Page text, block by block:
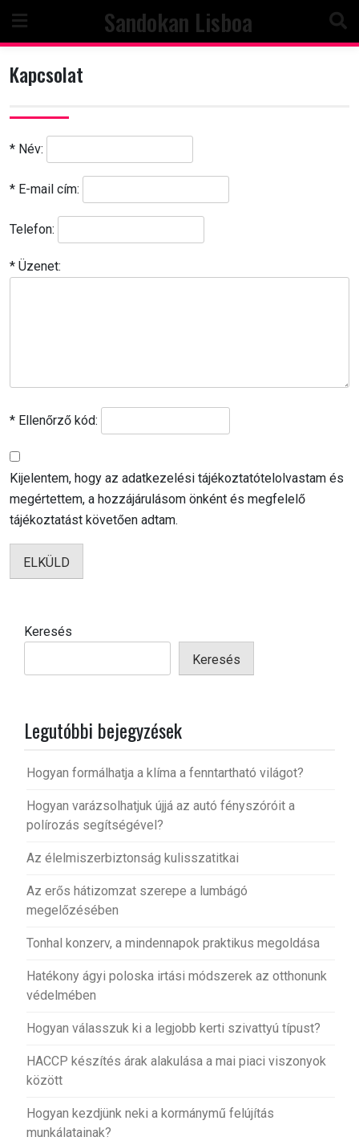
content
Sandokan Lisboa
Kapcsolat
* Név:
* E-mail cím:
Telefon:
* Üzenet:
* Ellenőrző kód:
Kijelentem, hogy az adatkezelési tájékoztatótelolvastam és
megértettem, a hozzájárulásom önként és megfelelő
tájékoztatást követően adtam.
ELKÜLD
Keresés
Keresés
Legutóbbi bejegyzések
Hogyan formálhatja a klíma a fenntartható világot?
Hogyan varázsolhatjuk újjá az autó fényszóróit a
polírozás segítségével?
Az élelmiszerbiztonság kulisszatitkai
Az erős hátizomzat szerepe a lumbágó
megelőzésében
Tonhal konzerv, a mindennapok praktikus megoldása
Hatékony ágyi poloska irtási módszerek az otthonunk
védelmében
Hogyan válasszuk ki a legjobb kerti szivattyú típust?
HACCP készítés árak alakulása a mai piaci viszonyok
között
Hogyan kezdjünk neki a kormánymű felújítás
munkálatainak?